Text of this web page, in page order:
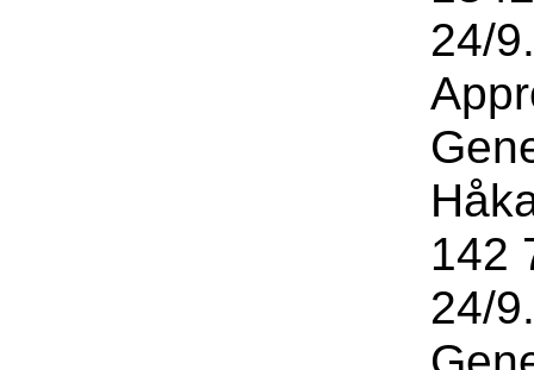
24/
142
24/